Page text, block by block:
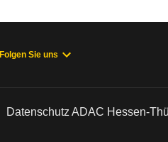
Folgen Sie uns
Datenschutz ADAC Hessen-